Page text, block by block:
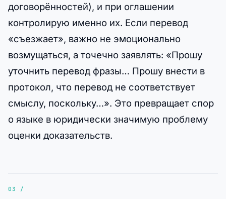
договорённостей), и при оглашении
контролирую именно их. Если перевод
«съезжает», важно не эмоционально
возмущаться, а точечно заявлять: «Прошу
уточнить перевод фразы… Прошу внести в
протокол, что перевод не соответствует
смыслу, поскольку…». Это превращает спор
о языке в юридически значимую проблему
оценки доказательств.